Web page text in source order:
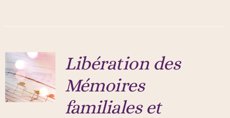
Libération des
Mémoires
familiales et